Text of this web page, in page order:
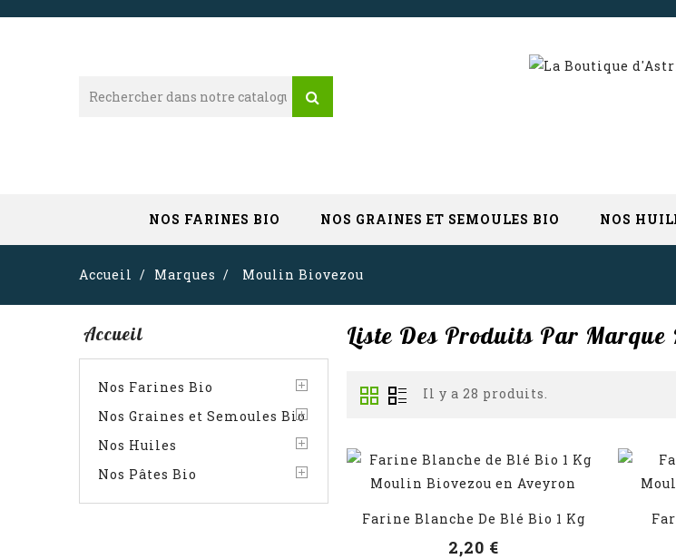
NOS FARINES BIO NOS GRAINES ET SEMOULES BIO NOS
Accueil Marques Moulin Biovezou
Accueil
Nos Farines Bio
Nos Graines et Semoules Bio
Nos Huiles
Nos Pâtes Bio
Liste Des Produits Par Marque
Il y a 28 produits.
VOIR LES DÉTAILS
Farine Blanche De Blé Bio 1 Kg
2,20 €